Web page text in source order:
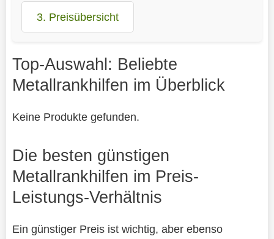
3. Preisübersicht
Top-Auswahl: Beliebte
Metallrankhilfen im Überblick
Keine Produkte gefunden.
Die besten günstigen
Metallrankhilfen im Preis-
Leistungs-Verhältnis
Ein günstiger Preis ist wichtig, aber ebenso